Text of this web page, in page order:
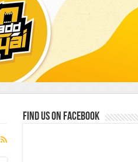
Find us on Facebook